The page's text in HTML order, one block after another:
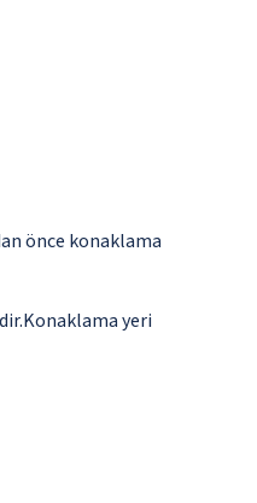
önce konaklama
yeri